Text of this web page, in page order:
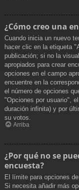
¿Cómo creo una
Cuando inicia un nuevo
hacer clic en la etiqueta
publicación; si no la
apropiados para crear
opciones en el campo
encuentre en la
el número de opciones
"Opciones por usuario",
duración infinita) y por
su votos.
Arriba
¿Por qué no se
encuesta?
El límite para opciones
Si necesita añadir más